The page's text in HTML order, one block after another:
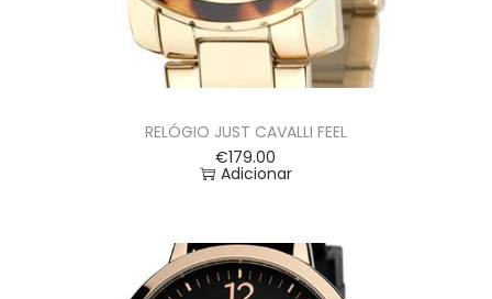
RELÓGIO JUST CAVALLI FEEL
€179.00
Adicionar